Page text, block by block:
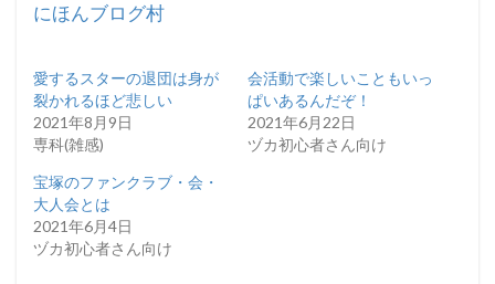
にほんブログ村
愛するスターの退団は身が
裂かれるほど悲しい
2021年8月9日
専科(雑感)
会活動で楽しいこともいっ
ぱいあるんだぞ！
2021年6月22日
ヅカ初心者さん向け
宝塚のファンクラブ・会・
大人会とは
2021年6月4日
ヅカ初心者さん向け